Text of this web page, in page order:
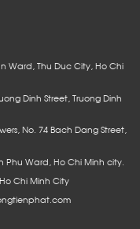
Ward, Thu Duc City, Ho Chi
Dinh Street, Truong Dinh
No. 74 Bach Dang Street,
Phu Ward, Ho Chi Minh city.
Chi Minh City